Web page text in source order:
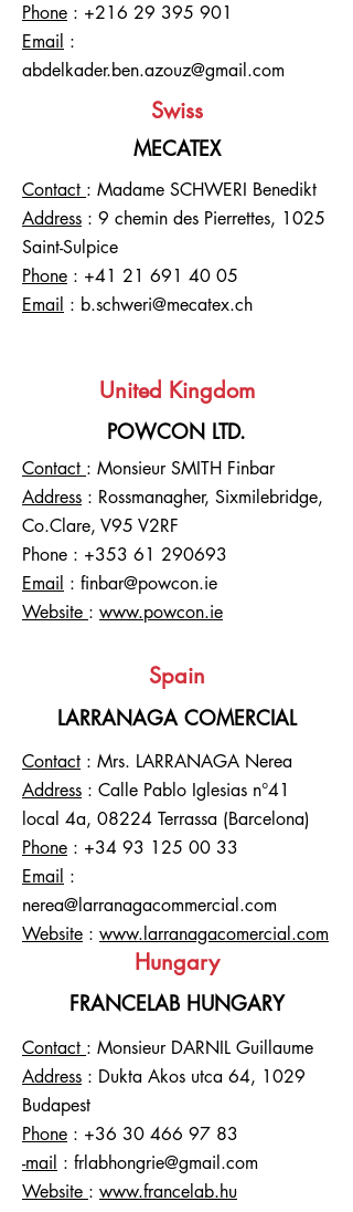
Phone : +216 29 395 901
Email :
abdelkader.ben.azouz@gmail.com
Swiss
MECATEX
Contact : Madame SCHWERI Benedikt
Address : 9 chemin des Pierrettes, 1025
Saint-Sulpice
Phone : +41 21 691 40 05
Email : b.schweri@mecatex.ch
United Kingdom
POWCON LTD.
Contact : Monsieur SMITH Finbar
Address : Rossmanagher, Sixmilebridge,
Co.Clare, V95 V2RF
Phone : +353 61 290693
Email : finbar@powcon.ie
Website : www.powcon.ie
Spain
LARRANAGA COMERCIAL
Contact : Mrs. LARRANAGA Nerea
Address : Calle Pablo Iglesias n°41
local 4a, 08224 Terrassa (Barcelona)
Phone : +34 93 125 00 33
Email :
nerea@larranagacommercial.com
Website : www.larranagacomercial.com
Hungary
FRANCELAB HUNGARY
Contact : Monsieur DARNIL Guillaume
Address : Dukta Akos utca 64, 1029
Budapest
Phone : +36 30 466 97 83
-mail : frlabhongrie@gmail.com
Website : www.francelab.hu